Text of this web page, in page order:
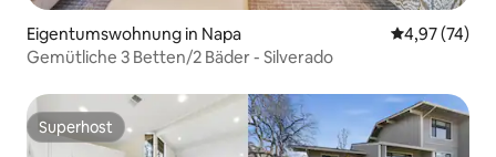
Eigentumswohnung in Napa
4,97 (74)
Gemütliche 3 Betten/2 Bäder - Silverado
Superhost
Superhost